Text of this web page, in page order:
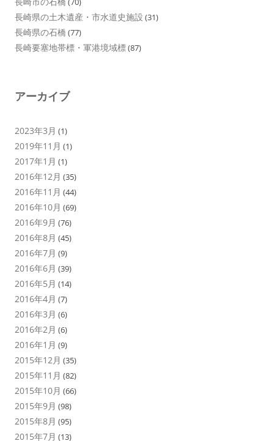
長崎県の土木遺産・市水道史施設 (31)
長崎県の石橋 (77)
長崎要塞地帯標・軍港境域標(87)
アーカイブ
2023年3月 (1)
2019年11月 (1)
2017年1月 (1)
2016年12月 (35)
2016年11月 (44)
2016年10月 (69)
2016年9月 (76)
2016年8月 (45)
2016年7月 (9)
2016年6月 (39)
2016年5月 (14)
2016年4月 (7)
2016年3月 (6)
2016年2月 (6)
2016年1月 (9)
2015年12月 (35)
2015年11月 (82)
2015年10月 (66)
2015年9月 (98)
2015年8月 (95)
2015年7月 (13)